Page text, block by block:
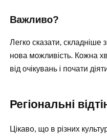
Важливо?
Легко сказати,
нова можливість. Кожна
від очікувань і почати
Регіональні
Цікаво, що в різних